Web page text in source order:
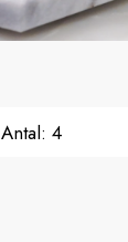
Antal: 4